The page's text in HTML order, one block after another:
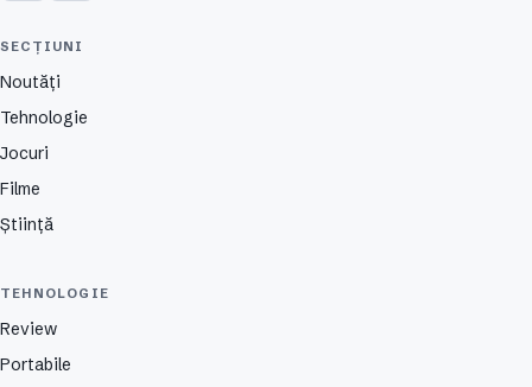
SECȚIUNI
Noutăți
Tehnologie
Jocuri
Filme
Știință
TEHNOLOGIE
Review
Portabile